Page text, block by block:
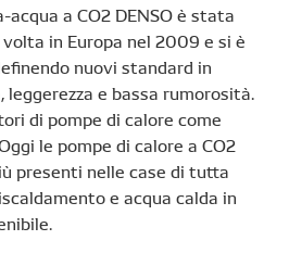
a CO2 DENSO è stata
in Europa nel 2009 e si è
nuovi standard in
e bassa rumorosità.
di pompe di calore come
le pompe di calore a CO2
presenti nelle case di tutta
e acqua calda in